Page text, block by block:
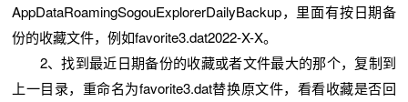
AppDataRoamingSogouExplorerDailyBackup，里面有按日期备
份的收藏文件，例如favorite3.dat2022-X-X。
2、找到最近日期备份的收藏或者文件最大的那个，复制到
上一目录，重命名为favorite3.dat替换原文件，看看收藏是否回